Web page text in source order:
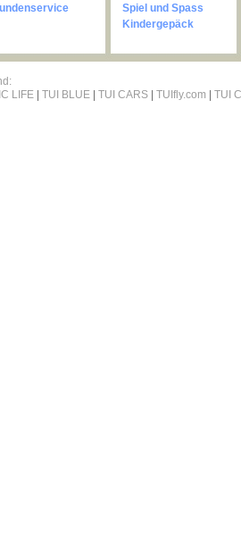
Spiel und Spass
Kindergepäck
LIFE TUI BLUE TUI CARS TUIfly.com TUI